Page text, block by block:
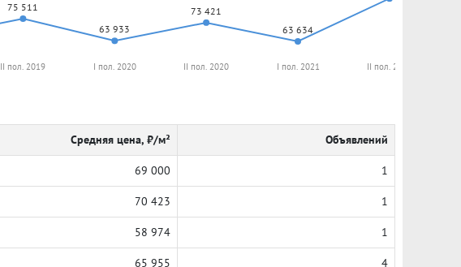
75 511
63 933
73 421
63 634
II пол. 2019 I пол. 2020 II пол. 2020 I пол. 2021 II пол. 2021
Средняя цена, ₽/м² Объявлений
69 000 1
70 423 1
58 974 1
65 955 4